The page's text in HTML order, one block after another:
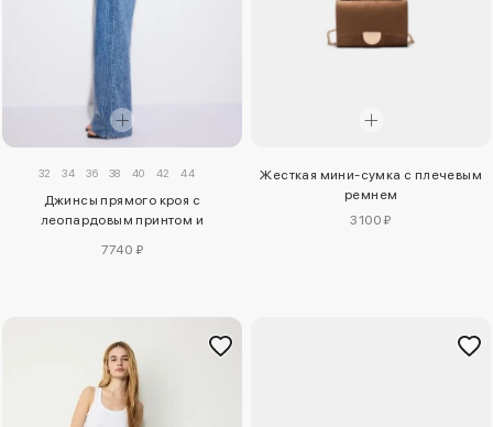
32 34 36 38 40 42 44
Джинсы прямого кроя с
леопардовым принтом и
7740 ₽
Жесткая мини-сумка с плечевым
ремнем
3100 ₽